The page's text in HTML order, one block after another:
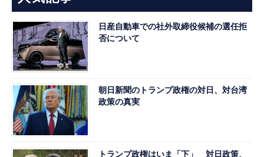
日産自動車での社外取締役候補の選任拒
否について
朝日新聞のトランプ政権の対日、対台湾
政策の真実
トランプ政権はいま「下」 対日政策、